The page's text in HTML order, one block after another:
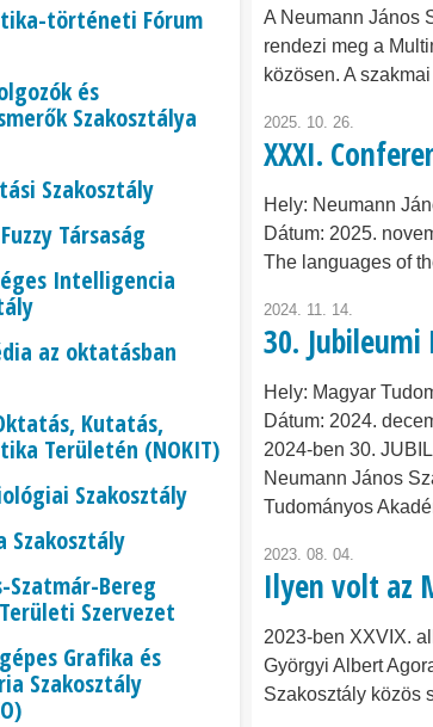
A Neumann János
rendezi meg a
közösen. A
2025. 10. 26.
XXXI.
Hely: Neumann
Dátum: 2025.
The languages of
2024. 11. 14.
30.
Hely: Magyar
Dátum: 2024.
2024-ben 30.
Neumann János
Tudományos
2023. 08. 04.
Ilyen volt az
2023-ben XXVIX.
Györgyi Albert
Szakosztály közös
történeti Fórum
és
Szakosztálya
Szakosztály
Társaság
Intelligencia
az oktatásban
Kutatás,
Területén (NOKIT)
Szakosztály
Szakosztály
Szatmár-Bereg
Szervezet
Grafika és
Szakosztály